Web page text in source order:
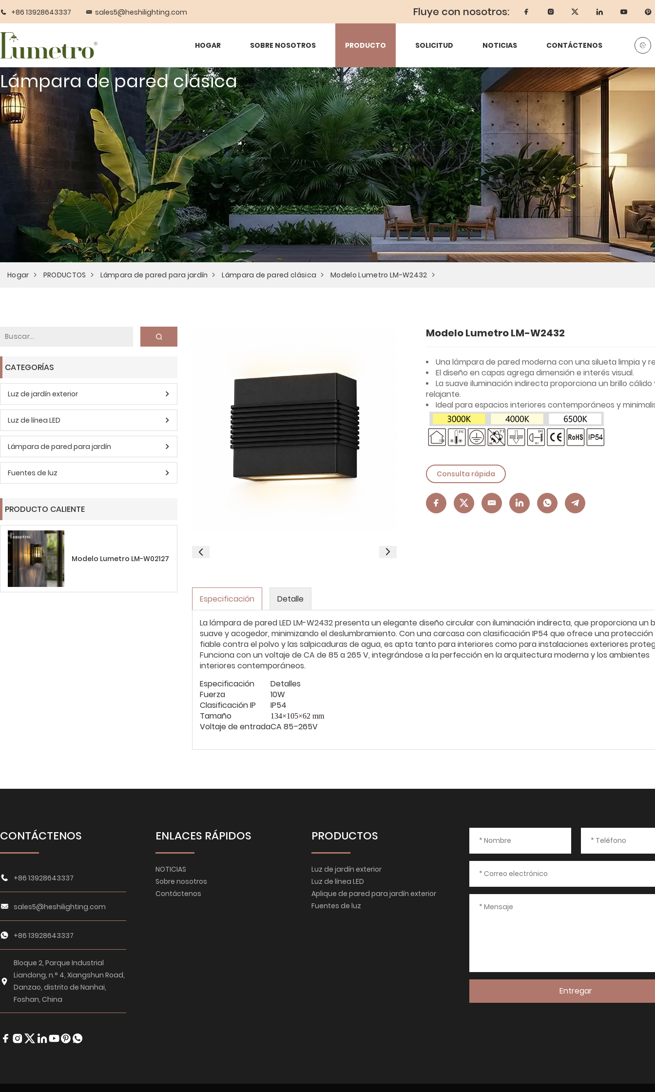
+86 13928643337 sales5@heshilighting.com Fluye con nosotros:
HOGAR SOBRE NOSOTROS PRODUCTO SOLICITUD NOTICIAS CONTÁCTENOS
Lámpara de pared clásica
Hogar PRODUCTOS Lámpara de pared para jardín Lámpara de pared clásica Modelo Lumetro LM-W2432
Modelo Lumetro LM-W2432
Una lámpara de pared moderna con una silueta limpia y
El diseño en capas agrega dimensión e interés visual.
La suave iluminación indirecta proporciona un brillo cálido
relajante.
Ideal para espacios interiores contemporáneos y
Consulta rápida
Especificación Detalle
La lámpara de pared LED LM-W2432 presenta un elegante diseño circular con iluminación indirecta, que proporciona un
suave y acogedor, minimizando el deslumbramiento. Con una carcasa con clasificación IP54 que ofrece una protección
fiable contra el polvo y las salpicaduras de agua, es apta tanto para interiores como para instalaciones exteriores
Funciona con un voltaje de CA de 85 a 265 V, integrándose a la perfección en la arquitectura moderna y los ambientes
interiores contemporáneos.
Especificación
Detalles
Fuerza
10W
Clasificación IP
IP54
Tamaño
134×105×62 mm
Voltaje de entradaCA 85–265V
CATEGORÍAS
Luz de jardín exterior
Luz de línea LED
Lámpara de pared para jardín
Fuentes de luz
PRODUCTO CALIENTE
Modelo Lumetro LM-W02127
CONTÁCTENOS
+86 13928643337
sales5@heshilighting.com
+86 13928643337
Bloque 2, Parque Industrial
Liandong, n.° 4, Xiangshun Road,
Danzao, distrito de Nanhai,
Foshan, China
ENLACES RÁPIDOS
NOTICIAS
Sobre nosotros
Contáctenos
PRODUCTOS
Luz de jardín exterior
Luz de línea LED
Aplique de pared para jardín exterior
Fuentes de luz
Entregar